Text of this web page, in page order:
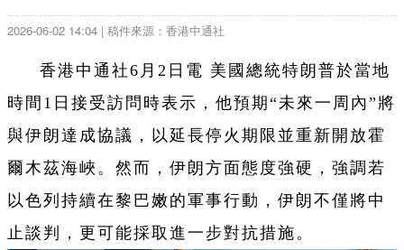
2026-06-02 14:04 | 稿件來源：香港中通社
香港中通社6月2日電 美國總統特朗普於當地
時間1日接受訪問時表示，他預期“未來一周內”將
與伊朗達成協議，以延長停火期限並重新開放霍
爾木茲海峽。然而，伊朗方面態度強硬，強調若
以色列持續在黎巴嫩的軍事行動，伊朗不僅將中
止談判，更可能採取進一步對抗措施。